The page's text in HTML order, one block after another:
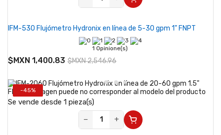
IFM-530 Flujómetro Hydronix en línea de 5-30 gpm 1" FNPT
1 Opinione(s)
$MXN 1,400.83 $MXN 2,546.96
-45%
Se vende desde 1 pieza(s)
−
+